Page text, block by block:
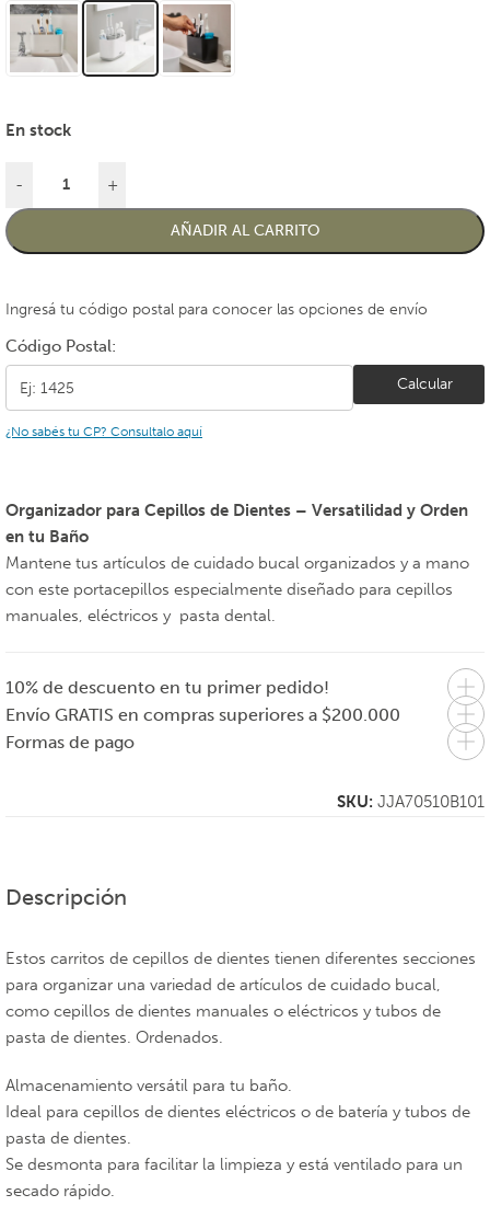
En stock
- +
AÑADIR AL CARRITO
Ingresá tu código postal para conocer las opciones de envío
Código Postal:
Calcular
¿No sabés tu CP? Consultalo aquí
Organizador para Cepillos de Dientes – Versatilidad y Orden
en tu Baño
Mantene tus artículos de cuidado bucal organizados y a mano
con este portacepillos especialmente diseñado para cepillos
manuales, eléctricos y pasta dental.
10% de descuento en tu primer pedido!
Envío GRATIS en compras superiores a $200.000
Formas de pago
SKU: JJA70510B101
Descripción
Estos carritos de cepillos de dientes tienen diferentes secciones
para organizar una variedad de artículos de cuidado bucal,
como cepillos de dientes manuales o eléctricos y tubos de
pasta de dientes. Ordenados.
Almacenamiento versátil para tu baño.
Ideal para cepillos de dientes eléctricos o de batería y tubos de
pasta de dientes.
Se desmonta para facilitar la limpieza y está ventilado para un
secado rápido.